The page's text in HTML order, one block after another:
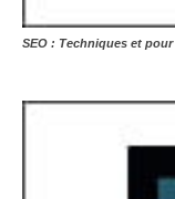
SEO : Techniques et